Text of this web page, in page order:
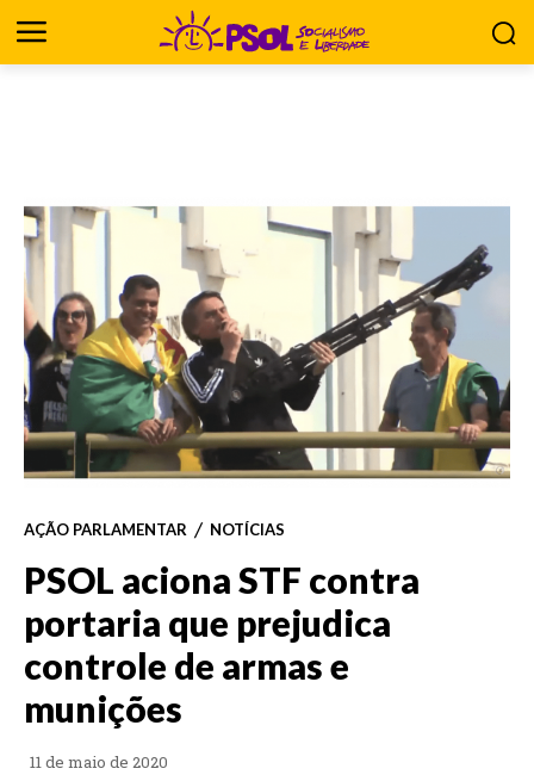
AÇÃO PARLAMENTAR NOTÍCIAS
PSOL aciona STF contra
portaria que prejudica
controle de armas e
munições
11 de maio de 2020